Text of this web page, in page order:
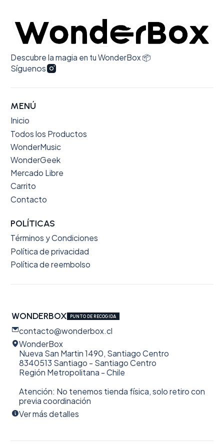
Descubre la magia en tu WonderBox 📦
Síguenos
MENÚ
Inicio
Todos los Productos
WonderMusic
WonderGeek
Mercado Libre
Carrito
Contacto
POLÍTICAS
Términos y Condiciones
Política de privacidad
Política de reembolso
WONDERBOX PUNTO DE RECOGIDA
contacto@wonderbox.cl
WonderBox
Nueva San Martin 1490, Santiago Centro
8340513 Santiago - Santiago Centro
Región Metropolitana - Chile
Atención: No tenemos tienda física, solo retiro con
previa coordinación
Ver más detalles